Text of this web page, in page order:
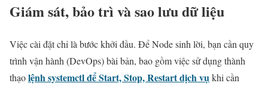
Giám sát, bảo trì và sao lưu dữ liệu
Việc cài đặt chỉ là bước khởi đầu. Để Node sinh lời, bạn cần quy
trình vận hành (DevOps) bài bản, bao gồm việc sử dụng thành
thạolệnh systemctl để Start, Stop, Restart dịch vụkhi cần